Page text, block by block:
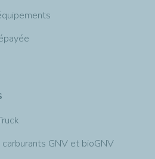
GNV et bioGNV